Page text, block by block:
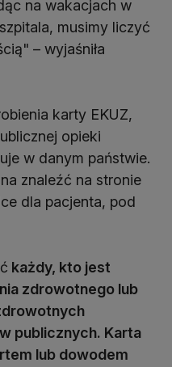
na wakacjach w
musimy liczyć
– wyjaśniła
karty EKUZ,
opieki
w danym państwie.
znaleźć na stronie
dla pacjenta, pod
każdy, kto jest
zdrowotnego lub
publicznych. Karta
lub dowodem